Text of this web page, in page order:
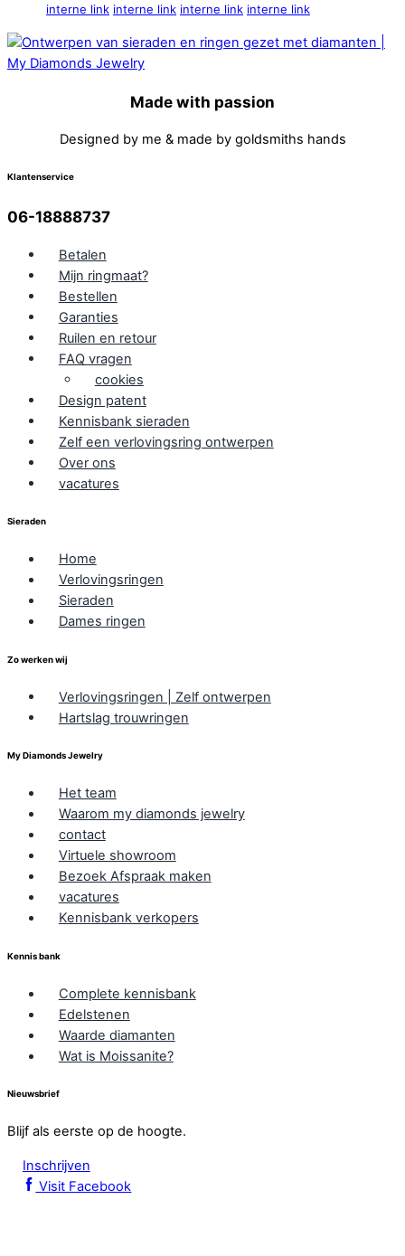
interne link interne link interne link interne link
Made with passion
Designed by me & made by goldsmiths hands
Klantenservice
06-18888737
Betalen
Mijn ringmaat?
Bestellen
Garanties
Ruilen en retour
FAQ vragen
cookies
Design patent
Kennisbank sieraden
Zelf een verlovingsring ontwerpen
Over ons
vacatures
Sieraden
Home
Verlovingsringen
Sieraden
Dames ringen
Zo werken wij
Verlovingsringen | Zelf ontwerpen
Hartslag trouwringen
My Diamonds Jewelry
Het team
Waarom my diamonds jewelry
contact
Virtuele showroom
Bezoek Afspraak maken
vacatures
Kennisbank verkopers
Kennis bank
Complete kennisbank
Edelstenen
Waarde diamanten
Wat is Moissanite?
Nieuwsbrief
Blijf als eerste op de hoogte.
Inschrijven
Visit Facebook